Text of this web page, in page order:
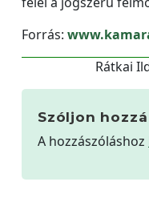
Forrás:
Rátkai
Szóljon hozzá
A hozzászóláshoz